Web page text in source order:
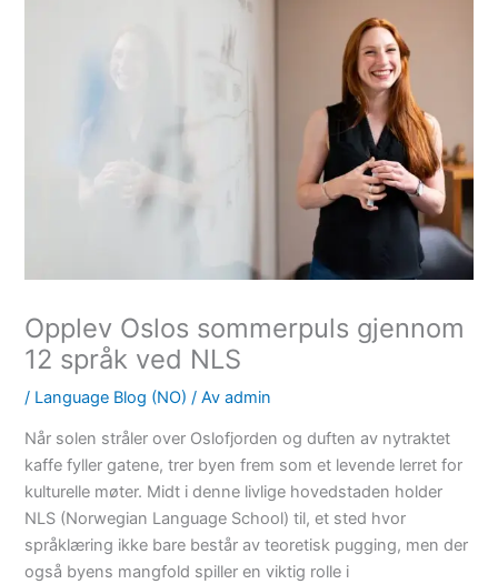
Opplev Oslos sommerpuls gjennom
12 språk ved NLS
/ Language Blog (NO) / Av admin
Når solen stråler over Oslofjorden og duften av nytraktet
kaffe fyller gatene, trer byen frem som et levende lerret for
kulturelle møter. Midt i denne livlige hovedstaden holder
NLS (Norwegian Language School) til, et sted hvor
språklæring ikke bare består av teoretisk pugging, men der
også byens mangfold spiller en viktig rolle i